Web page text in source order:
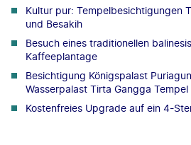
Kultur pur: Tempelbesichtigungen
und Besakih
Besuch eines traditionellen
Kaffeeplantage
Besichtigung Königspalast
Wasserpalast Tirta Gangga Tempel
Kostenfreies Upgrade auf ein 4-